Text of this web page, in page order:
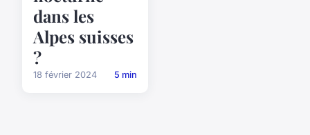
dans les
Alpes suisses
?
18 février 2024 5 min